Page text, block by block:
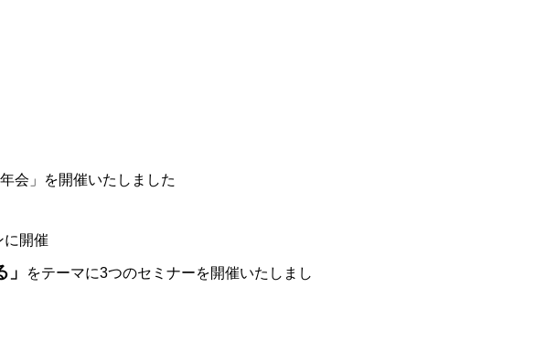
会」を開催いたしました
に開催
をテーマに3つのセミナーを開催いたしまし